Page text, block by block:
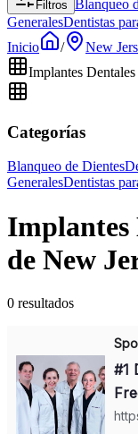
Filtros Blanqueo
GeneralesDentistas
Inicio
/ New
Implantes Dentales
Categorías
Blanqueo de Dientes
GeneralesDentistas
Implantes
de New
0 resultados